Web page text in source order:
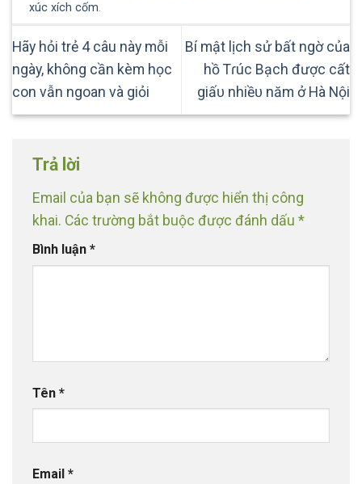
xúc xích cốm.
Hãy hỏi trẻ 4 câu này mỗi
ngày, không cần kèm học
con vẫn ngoan và giỏi
Bí mật lịch sử bất ngờ của
hồ Tɾúc Bạch được cất
giấᴜ nhiềᴜ năm ở Hà Nội
Trả lời
Email của bạn sẽ không được hiển thị công
khai. Các trường bắt buộc được đánh dấu *
Bình luận *
Tên *
Email *